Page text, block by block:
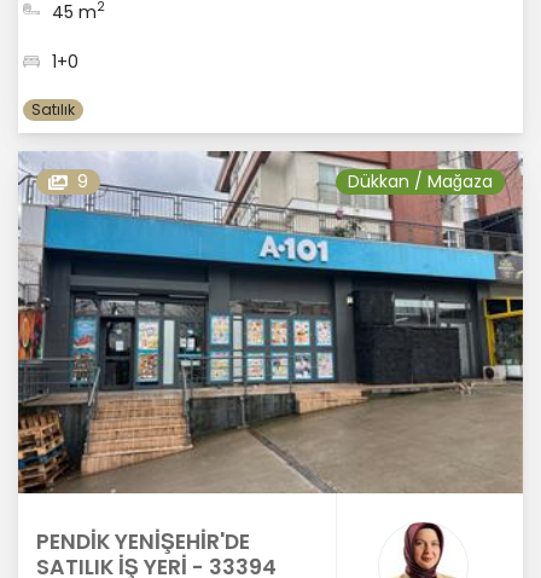
45 m2
1+0
Satılık
9 Dükkan / Mağaza
PENDİK YENİŞEHİR'DE
SATILIK İŞ YERİ - 33394